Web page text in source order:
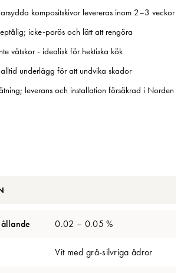
kompositskivor levereras inom 2–3 veckor
icke-porös och lätt att rengöra
vätskor - idealisk för hektiska kök
underlägg för att undvika skador
leverans och installation försäkrad i Norden
0.02 – 0.05 %
Vit med grå-silvriga ådror